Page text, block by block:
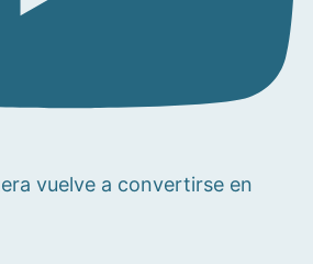
vuelve a convertirse en